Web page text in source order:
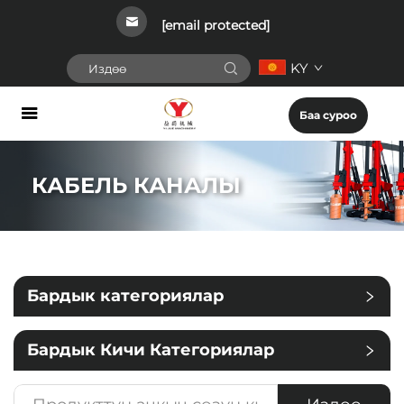
[email protected]
KY
Баа суроо
КАБЕЛЬ КАНАЛЫ
Бардык категориялар
Бардык Кичи Категориялар